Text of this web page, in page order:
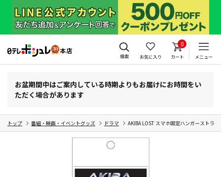
検索 お気に入り
0
カート メニュー
お盆期間中はご案内している時期よりもお届けにお時間をい
ただく場合があります
トップ 番組・映画・イベントグッズ ドラマ AKIBA LOST スマホ固定ハンガーストラッ